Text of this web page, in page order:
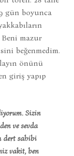
gün boyunca
Beni mazur
beğenmedim.
önünü
giriş yapıp
Sizin
ve sevda
dert sahibi
vakit, ben